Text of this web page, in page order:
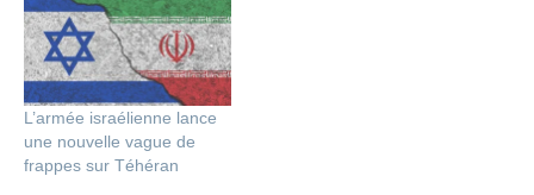
L’armée israélienne lance
une nouvelle vague de
frappes sur Téhéran